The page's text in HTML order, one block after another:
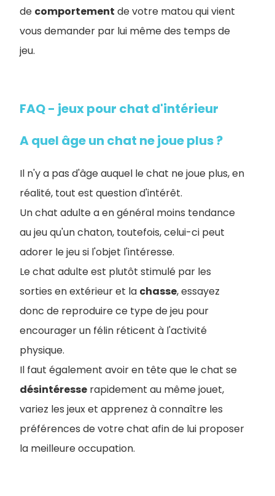
de comportement de votre matou qui vient
vous demander par lui même des temps de
jeu.
FAQ - jeux pour chat d'intérieur
A quel âge un chat ne joue plus ?
Il n'y a pas d'âge auquel le chat ne joue plus, en
réalité, tout est question d'intérêt.
Un chat adulte a en général moins tendance
au jeu qu'un chaton, toutefois, celui-ci peut
adorer le jeu si l'objet l'intéresse.
Le chat adulte est plutôt stimulé par les
sorties en extérieur et la chasse, essayez
donc de reproduire ce type de jeu pour
encourager un félin réticent à l'activité
physique.
Il faut également avoir en tête que le chat se
désintéresse rapidement au même jouet,
variez les jeux et apprenez à connaître les
préférences de votre chat afin de lui proposer
la meilleure occupation.